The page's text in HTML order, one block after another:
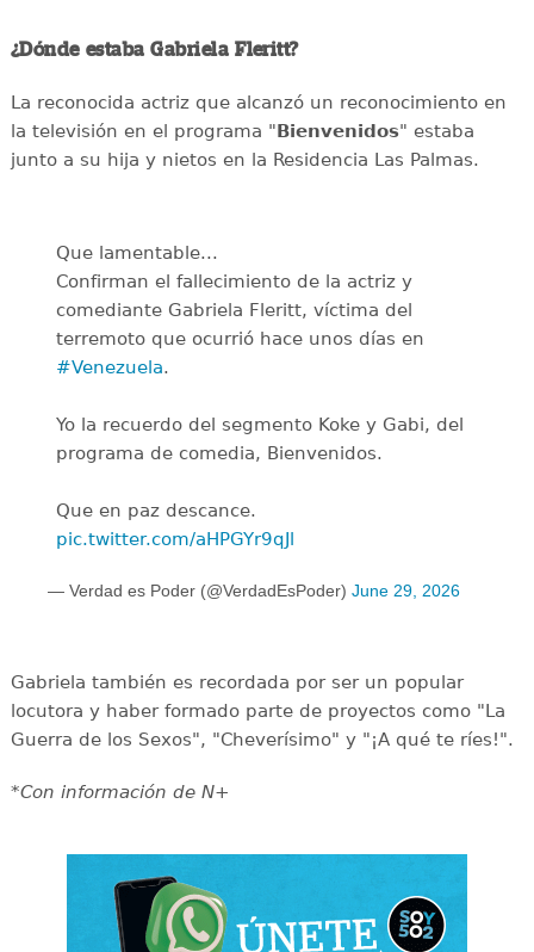
¿Dónde estaba Gabriela Fleritt?
La reconocida actriz que alcanzó un reconocimiento en
la televisión en el programa "Bienvenidos" estaba
junto a su hija y nietos en la Residencia Las Palmas.
Que lamentable...
Confirman el fallecimiento de la actriz y
comediante Gabriela Fleritt, víctima del
terremoto que ocurrió hace unos días en
#Venezuela.
Yo la recuerdo del segmento Koke y Gabi, del
programa de comedia, Bienvenidos.
Que en paz descance.
pic.twitter.com/aHPGYr9qJl
— Verdad es Poder (@VerdadEsPoder) June 29, 2026
Gabriela también es recordada por ser un popular
locutora y haber formado parte de proyectos como "La
Guerra de los Sexos", "Cheverísimo" y "¡A qué te ríes!".
*Con información de N+